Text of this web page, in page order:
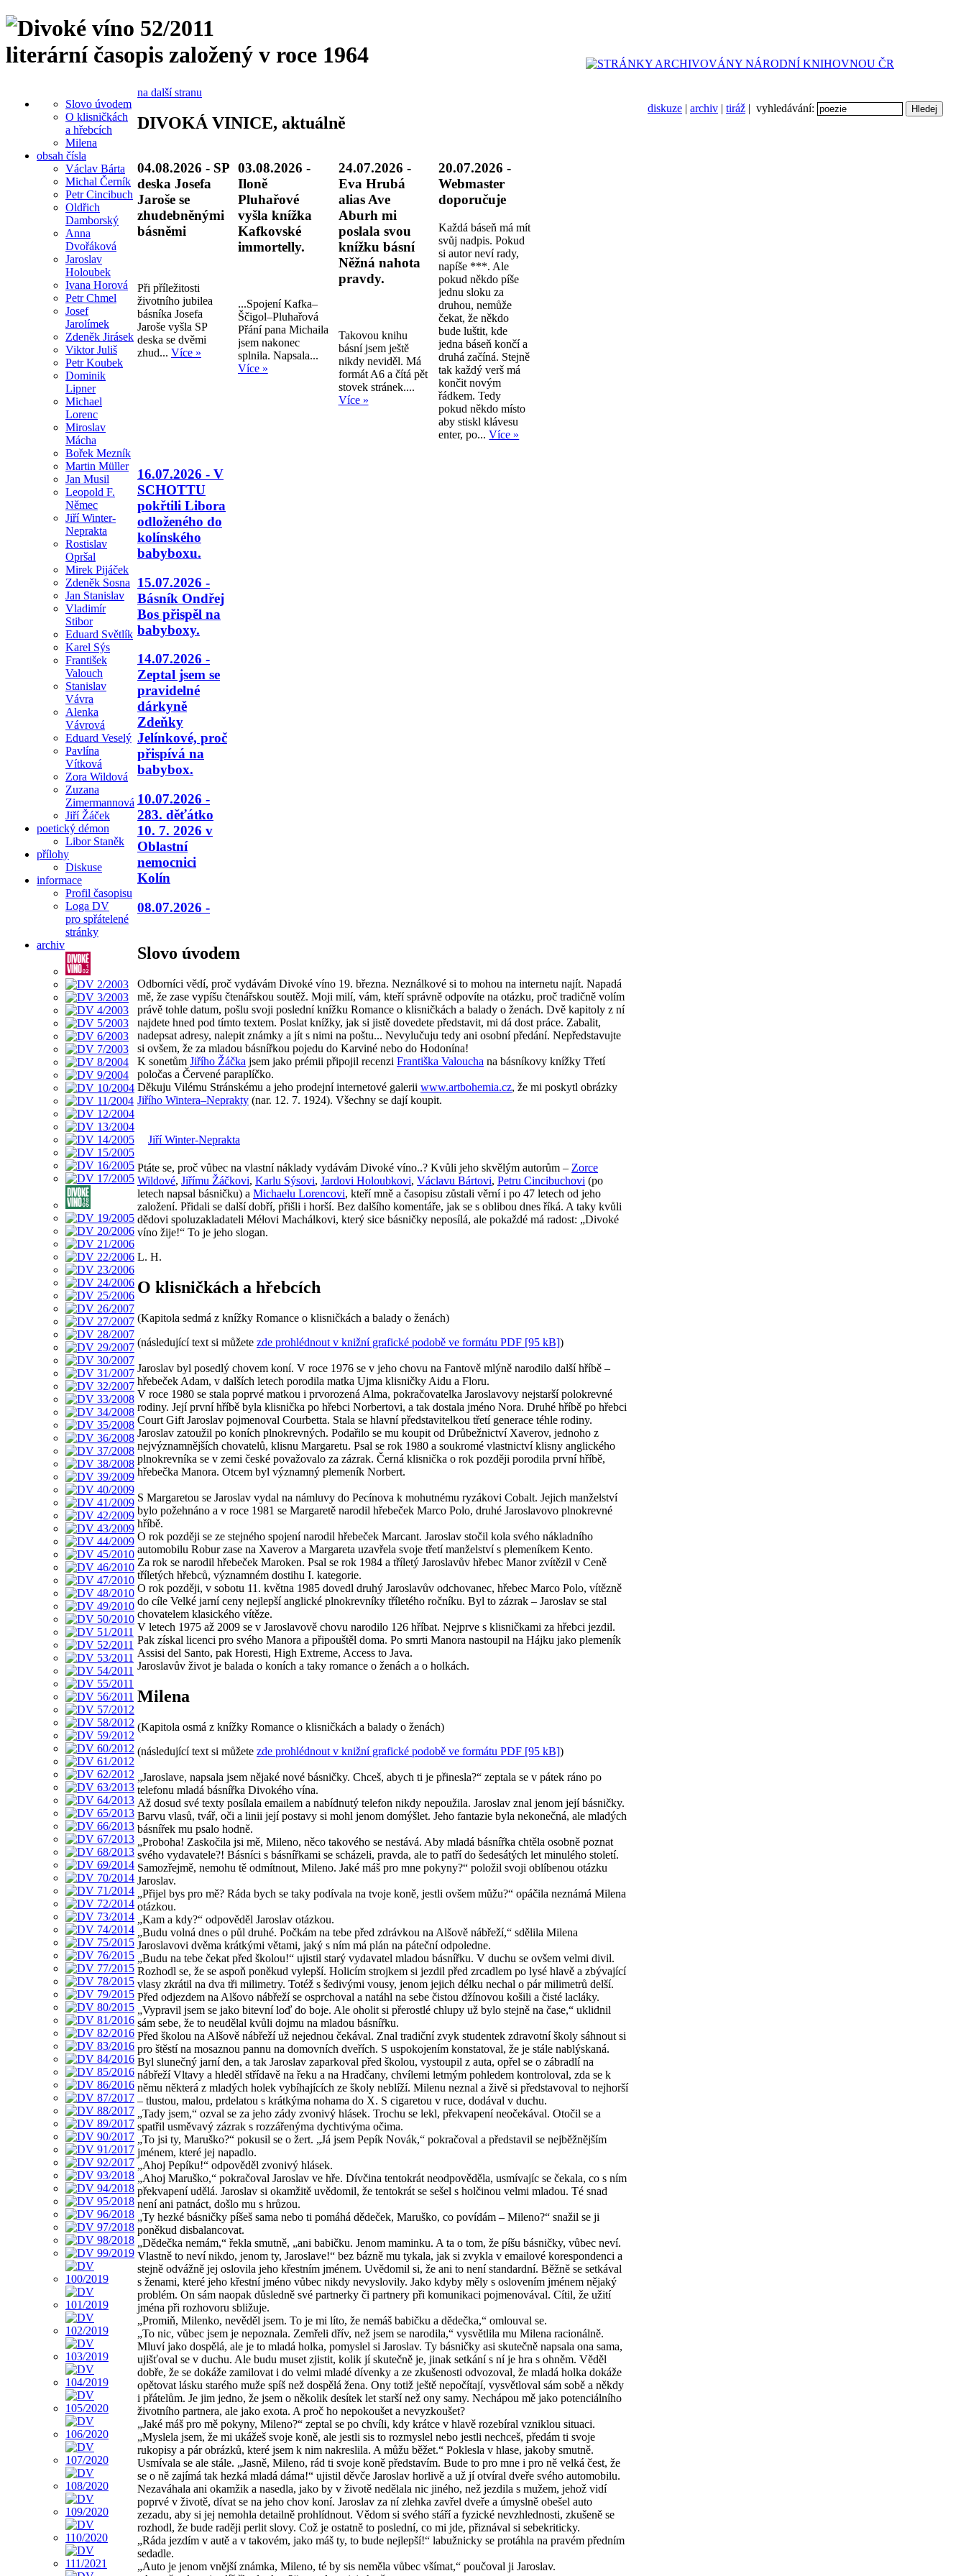
literární časopis založený v roce 1964
diskuze | archiv | tiráž | vyhledávání:
Slovo úvodem
O klisničkách
a hřebcích
Milena
obsah čísla
Václav Bárta
Michal Černík
Petr Cincibuch
Oldřich
Damborský
Anna
Dvořáková
Jaroslav
Holoubek
Ivana Horová
Petr Chmel
Josef
Jarolímek
Zdeněk Jirásek
Viktor Juliš
Petr Koubek
Dominik
Lipner
Michael
Lorenc
Miroslav
Mácha
Bořek Mezník
Martin Müller
Jan Musil
Leopold F.
Němec
Jiří Winter-
Neprakta
Rostislav
Opršal
Mirek Pijáček
Zdeněk Sosna
Jan Stanislav
Vladimír
Stibor
Eduard Světlík
Karel Sýs
František
Valouch
Stanislav
Vávra
Alenka
Vávrová
Eduard Veselý
Pavlína
Vítková
Zora Wildová
Zuzana
Zimermannová
Jiří Žáček
poetický démon
Libor Staněk
přílohy
Diskuse
informace
Profil časopisu
Loga DV
pro spřátelené
stránky
archiv
na další stranu
DIVOKÁ VINICE, aktuálně
04.08.2026 - SP
deska Josefa
Jaroše se
zhudebněnými
básněmi
Při příležitosti
životního jubilea
básníka Josefa
Jaroše vyšla SP
deska se dvěmi
zhud... Více »
03.08.2026 -
Iloně
Pluhařové
vyšla knížka
Kafkovské
immortelly.
...Spojení Kafka–
Ščigol–Pluhařová
Přání pana Michaila
jsem nakonec
splnila. Napsala...
Více »
24.07.2026 -
Eva Hrubá
alias Ave
Aburh mi
poslala svou
knížku básní
Něžná nahota
pravdy.
Takovou knihu
básní jsem ještě
nikdy neviděl. Má
formát A6 a čítá pět
stovek stránek....
Více »
20.07.2026 -
Webmaster
doporučuje
Každá báseň má mít
svůj nadpis. Pokud
si autor neví rady,
napíše ***. Ale
pokud někdo píše
jednu sloku za
druhou, nemůže
čekat, že někdo
bude luštit, kde
jedna báseň končí a
druhá začíná. Stejně
tak každý verš má
končit novým
řádkem. Tedy
pokud někdo místo
aby stiskl klávesu
enter, po...Více »
16.07.2026 - V
SCHOTTU
pokřtili Libora
odloženého do
kolínského
babyboxu.
15.07.2026 -
Básník Ondřej
Bos přispěl na
babyboxy.
14.07.2026 -
Zeptal jsem se
pravidelné
dárkyně
Zdeňky
Jelínkové, proč
přispívá na
babybox.
10.07.2026 -
283. děťátko
10. 7. 2026 v
Oblastní
nemocnici
Kolín
08.07.2026 -
Slovo úvodem
Odborníci vědí, proč vydávám Divoké víno 19. března. Neználkové si to mohou na internetu najít. Napadá
mě, že zase vypíšu čtenářskou soutěž. Moji milí, vám, kteří správně odpovíte na otázku, proč tradičně volím
právě tohle datum, pošlu svoji poslední knížku Romance o klisničkách a balady o ženách. Dvě kapitoly z ní
najdete hned pod tímto textem. Poslat knížky, jak si jistě dovedete představit, mi dá dost práce. Zabalit,
nadepsat adresy, nalepit známky a jít s nimi na poštu... Nevylučuju tedy ani osobní předání. Nepředstavujte
si ovšem, že za mladou básnířkou pojedu do Karviné nebo do Hodonína!
K sonetům Jiřího Žáčka jsem jako prémii připojil recenzi Františka Valoucha na básníkovy knížky Třetí
poločas a Červené paraplíčko.
Děkuju Vilému Stránskému a jeho prodejní internetové galerii www.artbohemia.cz, že mi poskytl obrázky
Jiřího Wintera–Neprakty (nar. 12. 7. 1924). Všechny se dají koupit.
Jiří Winter-Neprakta
Ptáte se, proč vůbec na vlastní náklady vydávám Divoké víno..? Kvůli jeho skvělým autorům – Zorce
Wildové, Jiřímu Žáčkovi, Karlu Sýsovi, Jardovi Holoubkovi, Václavu Bártovi, Petru Cincibuchovi (po
letech napsal básničku) a Michaelu Lorencovi, kteří mně a časopisu zůstali věrní i po 47 letech od jeho
založení. Přidali se další dobří, přišli i horší. Bez dalšího komentáře, jak se s oblibou dnes říká. A taky kvůli
dědovi spoluzakladateli Mélovi Machálkovi, který sice básničky neposílá, ale pokaždé má radost: „Divoké
víno žije!“ To je jeho slogan.
L. H.
O klisničkách a hřebcích
(Kapitola sedmá z knížky Romance o klisničkách a balady o ženách)
(následující text si můžete zde prohlédnout v knižní grafické podobě ve formátu PDF [95 kB])
Jaroslav byl posedlý chovem koní. V roce 1976 se v jeho chovu na Fantově mlýně narodilo další hříbě –
hřebeček Adam, v dalších letech porodila matka Ujma klisničky Aidu a Floru.
V roce 1980 se stala poprvé matkou i prvorozená Alma, pokračovatelka Jaroslavovy nejstarší polokrevné
rodiny. Její první hříbě byla klisnička po hřebci Norbertovi, a tak dostala jméno Nora. Druhé hříbě po hřebci
Court Gift Jaroslav pojmenoval Courbetta. Stala se hlavní představitelkou třetí generace téhle rodiny.
Jaroslav zatoužil po koních plnokrevných. Podařilo se mu koupit od Drůbežnictví Xaverov, jednoho z
nejvýznamnějších chovatelů, klisnu Margaretu. Psal se rok 1980 a soukromé vlastnictví klisny anglického
plnokrevníka se v zemi české považovalo za zázrak. Černá klisnička o rok později porodila první hříbě,
hřebečka Manora. Otcem byl významný plemeník Norbert.
S Margaretou se Jaroslav vydal na námluvy do Pecínova k mohutnému ryzákovi Cobalt. Jejich manželství
bylo požehnáno a v roce 1981 se Margaretě narodil hřebeček Marco Polo, druhé Jaroslavovo plnokrevné
hříbě.
O rok později se ze stejného spojení narodil hřebeček Marcant. Jaroslav stočil kola svého nákladního
automobilu Robur zase na Xaverov a Margareta uzavřela svoje třetí manželství s plemeníkem Kento.
Za rok se narodil hřebeček Maroken. Psal se rok 1984 a tříletý Jaroslavův hřebec Manor zvítězil v Ceně
tříletých hřebců, významném dostihu I. kategorie.
O rok později, v sobotu 11. května 1985 dovedl druhý Jaroslavův odchovanec, hřebec Marco Polo, vítězně
do cíle Velké jarní ceny nejlepší anglické plnokrevníky tříletého ročníku. Byl to zázrak – Jaroslav se stal
chovatelem klasického vítěze.
V letech 1975 až 2009 se v Jaroslavově chovu narodilo 126 hříbat. Nejprve s klisničkami za hřebci jezdil.
Pak získal licenci pro svého Manora a připouštěl doma. Po smrti Manora nastoupil na Hájku jako plemeník
Assisi del Santo, pak Horesti, High Extreme, Access to Java.
Jaroslavův život je balada o koních a taky romance o ženách a o holkách.
Milena
(Kapitola osmá z knížky Romance o klisničkách a balady o ženách)
(následující text si můžete zde prohlédnout v knižní grafické podobě ve formátu PDF [95 kB])
„Jaroslave, napsala jsem nějaké nové básničky. Chceš, abych ti je přinesla?“ zeptala se v pátek ráno po
telefonu mladá básnířka Divokého vína.
Až dosud své texty posílala emailem a nabídnutý telefon nikdy nepoužila. Jaroslav znal jenom její básničky.
Barvu vlasů, tvář, oči a linii její postavy si mohl jenom domýšlet. Jeho fantazie byla nekonečná, ale mladých
básnířek mu psalo hodně.
„Proboha! Zaskočila jsi mě, Mileno, něco takového se nestává. Aby mladá básnířka chtěla osobně poznat
svého vydavatele?! Básníci s básnířkami se scházeli, pravda, ale to patří do šedesátých let minulého století.
Samozřejmě, nemohu tě odmítnout, Mileno. Jaké máš pro mne pokyny?“ položil svoji oblíbenou otázku
Jaroslav.
„Přijel bys pro mě? Ráda bych se taky podívala na tvoje koně, jestli ovšem můžu?“ opáčila neznámá Milena
otázkou.
„Kam a kdy?“ odpověděl Jaroslav otázkou.
„Budu volná dnes o půl druhé. Počkám na tebe před zdrávkou na Alšově nábřeží,“ sdělila Milena
Jaroslavovi dvěma krátkými větami, jaký s ním má plán na páteční odpoledne.
„Budu na tebe čekat před školou!“ ujistil starý vydavatel mladou básnířku. V duchu se ovšem velmi divil.
Rozhodl se, že se aspoň poněkud vylepší. Holicím strojkem si jezdil před zrcadlem po lysé hlavě a zbývající
vlasy zkrátil na dva tři milimetry. Totéž s šedivými vousy, jenom jejich délku nechal o pár milimetrů delší.
Před odjezdem na Alšovo nábřeží se osprchoval a natáhl na sebe čistou džínovou košili a čisté lacláky.
„Vypravil jsem se jako bitevní loď do boje. Ale oholit si přerostlé chlupy už bylo stejně na čase,“ uklidnil
sám sebe, že to neudělal kvůli dojmu na mladou básnířku.
Před školou na Alšově nábřeží už nejednou čekával. Znal tradiční zvyk studentek zdravotní školy sáhnout si
pro štěstí na mosaznou pannu na domovních dveřích. S uspokojením konstatoval, že je stále nablýskaná.
Byl slunečný jarní den, a tak Jaroslav zaparkoval před školou, vystoupil z auta, opřel se o zábradlí na
nábřeží Vltavy a hleděl střídavě na řeku a na Hradčany, chvílemi letmým pohledem kontroloval, zda se k
němu některá z mladých holek vybíhajících ze školy neblíží. Milenu neznal a živě si představoval to nejhorší
– tlustou, malou, prdelatou s krátkýma nohama do X. S cigaretou v ruce, dodával v duchu.
„Tady jsem,“ ozval se za jeho zády zvonivý hlásek. Trochu se lekl, překvapení neočekával. Otočil se a
spatřil usměvavý zázrak s rozzářenýma dychtivýma očima.
„To jsi ty, Maruško?“ pokusil se o žert. „Já jsem Pepík Novák,“ pokračoval a představil se nejběžnějším
jménem, které jej napadlo.
„Ahoj Pepíku!“ odpověděl zvonivý hlásek.
„Ahoj Maruško,“ pokračoval Jaroslav ve hře. Dívčina tentokrát neodpověděla, usmívajíc se čekala, co s ním
překvapení udělá. Jaroslav si okamžitě uvědomil, že tentokrát se sešel s holčinou velmi mladou. Té snad
není ani patnáct, došlo mu s hrůzou.
„Ty hezké básničky píšeš sama nebo ti pomáhá dědeček, Maruško, co povídám – Mileno?“ snažil se ji
poněkud disbalancovat.
„Dědečka nemám,“ řekla smutně, „ani babičku. Jenom maminku. A ta o tom, že píšu básničky, vůbec neví.
Vlastně to neví nikdo, jenom ty, Jaroslave!“ bez bázně mu tykala, jak si zvykla v emailové korespondenci a
stejně odvážně jej oslovila jeho křestním jménem. Uvědomil si, že ani to není standardní. Běžně se setkával
s ženami, které jeho křestní jméno vůbec nikdy nevyslovily. Jako kdyby měly s oslovením jménem nějaký
problém. On sám naopak důsledně své partnerky či partnery při komunikaci pojmenovával. Cítil, že užití
jména při rozhovoru sbližuje.
„Promiň, Milenko, nevěděl jsem. To je mi líto, že nemáš babičku a dědečka,“ omlouval se.
„To nic, vůbec jsem je nepoznala. Zemřeli dřív, než jsem se narodila,“ vysvětlila mu Milena racionálně.
Mluví jako dospělá, ale je to mladá holka, pomyslel si Jaroslav. Ty básničky asi skutečně napsala ona sama,
ujišťoval se v duchu. Ale budu muset zjistit, kolik jí skutečně je, jinak setkání s ní je hra s ohněm. Věděl
dobře, že se dokáže zamilovat i do velmi mladé dívenky a ze zkušenosti odvozoval, že mladá holka dokáže
opětovat lásku starého muže spíš než dospělá žena. Ony totiž ještě nepočítají, vysvětloval sám sobě a někdy
i přátelům. Je jim jedno, že jsem o několik desítek let starší než ony samy. Nechápou mě jako potenciálního
životního partnera, ale jako exota. A proč ho nepokoušet a nevyzkoušet?
„Jaké máš pro mě pokyny, Mileno?“ zeptal se po chvíli, kdy krátce v hlavě rozebíral vzniklou situaci.
„Myslela jsem, že mi ukážeš svoje koně, ale jestli sis to rozmyslel nebo jestli nechceš, předám ti svoje
rukopisy a pár obrázků, které jsem k nim nakreslila. A můžu běžet.“ Poklesla v hlase, jakoby smutně.
Usmívala se ale stále. „Jasně, Mileno, rád ti svoje koně představím. Bude to pro mne i pro ně velká čest, že
se o ně zajímá tak hezká mladá dáma!“ ujistil děvče Jaroslav horlivě a už jí otvíral dveře svého automobilu.
Nezaváhala ani okamžik a nasedla, jako by v životě nedělala nic jiného, než jezdila s mužem, jehož vidí
poprvé v životě, dívat se na jeho chov koní. Jaroslav za ní zlehka zavřel dveře a úmyslně obešel auto
zezadu, aby si jej nemohla detailně prohlídnout. Vědom si svého stáří a fyzické nevzhlednosti, zkušeně se
rozhodl, že bude raději perlit slovy. Což je ostatně to poslední, co mi jde, přiznával si sebekriticky.
„Ráda jezdím v autě a v takovém, jako máš ty, to bude nejlepší!“ labužnicky se protáhla na pravém předním
sedadle.
„Auto je jenom vnější známka, Mileno, té by sis neměla vůbec všímat,“ poučoval ji Jaroslav.